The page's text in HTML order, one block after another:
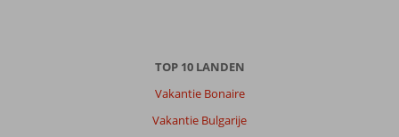
TOP 10 LANDEN
Vakantie Bonaire
Vakantie Bulgarije